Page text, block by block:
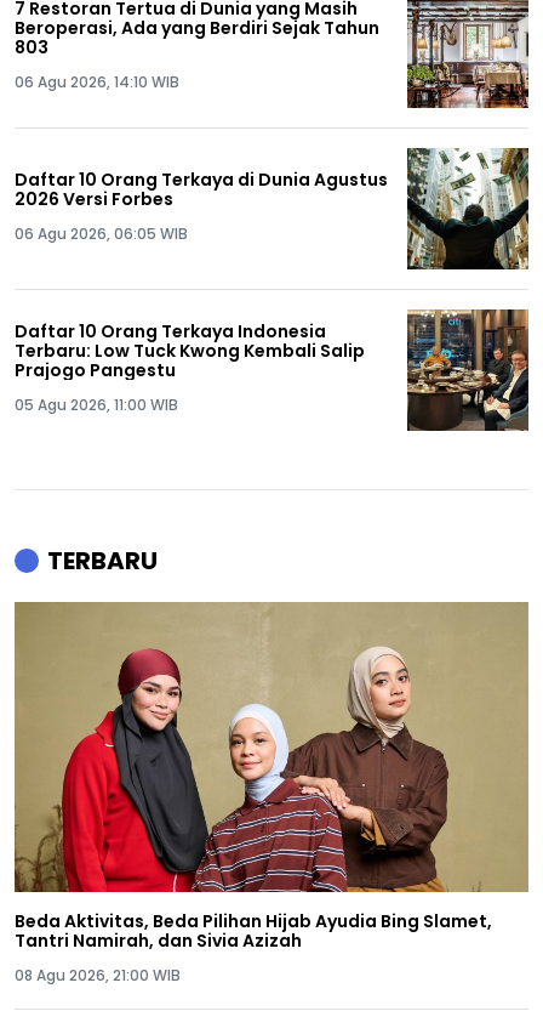
7 Restoran Tertua di Dunia yang Masih
Beroperasi, Ada yang Berdiri Sejak Tahun
803
06 Agu 2026, 14:10 WIB
Daftar 10 Orang Terkaya di Dunia Agustus
2026 Versi Forbes
06 Agu 2026, 06:05 WIB
Daftar 10 Orang Terkaya Indonesia
Terbaru: Low Tuck Kwong Kembali Salip
Prajogo Pangestu
05 Agu 2026, 11:00 WIB
TERBARU
Beda Aktivitas, Beda Pilihan Hijab Ayudia Bing Slamet,
Tantri Namirah, dan Sivia Azizah
08 Agu 2026, 21:00 WIB